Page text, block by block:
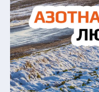
Вы ознакомились
защиты